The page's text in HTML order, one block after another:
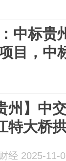
中标贵
目，中
州】中
特大桥
经 2025-11-